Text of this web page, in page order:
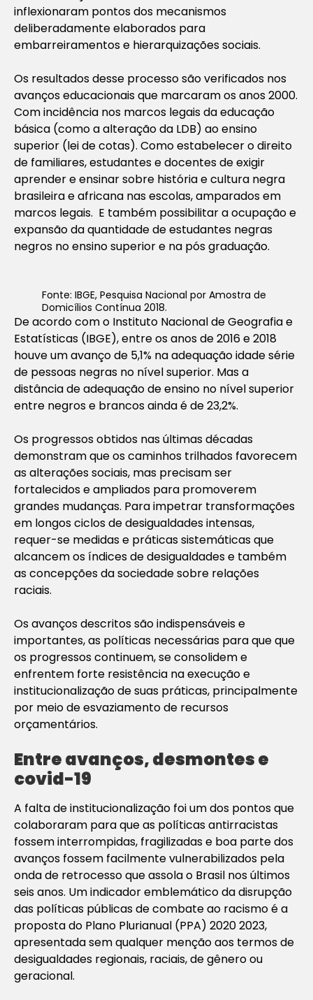
inflexionaram pontos dos mecanismos
deliberadamente elaborados para
embarreiramentos e hierarquizações sociais.
Os resultados desse processo são verificados nos
avanços educacionais que marcaram os anos 2000.
Com incidência nos marcos legais da educação
básica (como a alteração da LDB) ao ensino
superior (lei de cotas). Como estabelecer o direito
de familiares, estudantes e docentes de exigir
aprender e ensinar sobre história e cultura negra
brasileira e africana nas escolas, amparados em
marcos legais. E também possibilitar a ocupação e
expansão da quantidade de estudantes negras
negros no ensino superior e na pós graduação.
Fonte: IBGE, Pesquisa Nacional por Amostra de
Domicílios Contínua 2018.
De acordo com o Instituto Nacional de Geografia e
Estatísticas (IBGE), entre os anos de 2016 e 2018
houve um avanço de 5,1% na adequação idade série
de pessoas negras no nível superior. Mas a
distância de adequação de ensino no nível superior
entre negros e brancos ainda é de 23,2%.
Os progressos obtidos nas últimas décadas
demonstram que os caminhos trilhados favorecem
as alterações sociais, mas precisam ser
fortalecidos e ampliados para promoverem
grandes mudanças. Para impetrar transformações
em longos ciclos de desigualdades intensas,
requer-se medidas e práticas sistemáticas que
alcancem os índices de desigualdades e também
as concepções da sociedade sobre relações
raciais.
Os avanços descritos são indispensáveis e
importantes, as políticas necessárias para que que
os progressos continuem, se consolidem e
enfrentem forte resistência na execução e
institucionalização de suas práticas, principalmente
por meio de esvaziamento de recursos
orçamentários.
Entre avanços, desmontes e
covid-19
A falta de institucionalização foi um dos pontos que
colaboraram para que as políticas antirracistas
fossem interrompidas, fragilizadas e boa parte dos
avanços fossem facilmente vulnerabilizados pela
onda de retrocesso que assola o Brasil nos últimos
seis anos. Um indicador emblemático da disrupção
das políticas públicas de combate ao racismo é a
proposta do Plano Plurianual (PPA) 2020 2023,
apresentada sem qualquer menção aos termos de
desigualdades regionais, raciais, de gênero ou
geracional.